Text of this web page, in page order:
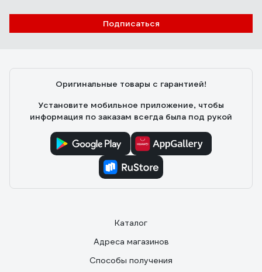
Подписаться
Оригинальные товары с гарантией!
Установите мобильное приложение, чтобы
информация по заказам всегда была под рукой
Каталог
Адреса магазинов
Способы получения